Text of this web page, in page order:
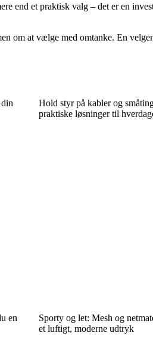
end et praktisk valg – det er en
om at vælge med omtanke. En
Hold styr på kabler og
praktiske løsninger til
en
Sporty og let: Mesh og
et luftigt, moderne udtryk